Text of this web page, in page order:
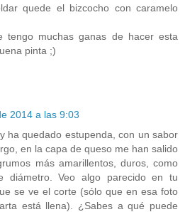
quede el bizcocho con caramelo
tengo muchas ganas de hacer esta
pinta ;)
2014 a las 9:03
ha quedado estupenda, con un sabor
en la capa de queso me han salido
más amarillentos, duros, como
diámetro. Veo algo parecido en tu
se ve el corte (sólo que en esa foto
está llena). ¿Sabes a qué puede